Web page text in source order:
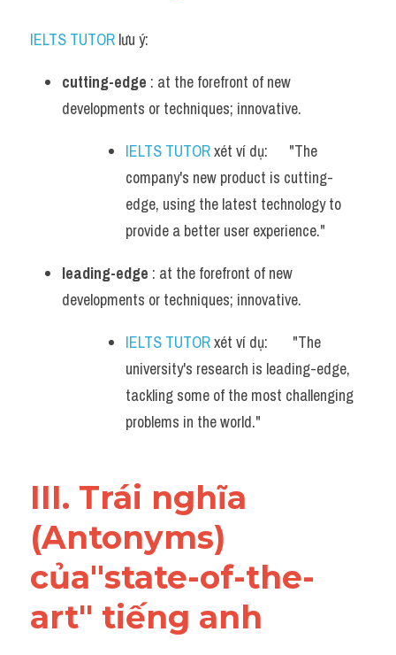
IELTS TUTOR lưu ý:
cutting-edge : at the forefront of new
developments or techniques; innovative.
IELTS TUTOR xét ví dụ:      "The
company's new product is cutting-
edge, using the latest technology to
provide a better user experience."
leading-edge : at the forefront of new
developments or techniques; innovative.
IELTS TUTOR xét ví dụ:       "The
university's research is leading-edge,
tackling some of the most challenging
problems in the world."
III. Trái nghĩa
(Antonyms)
của"state-of-the-
art" tiếng anh